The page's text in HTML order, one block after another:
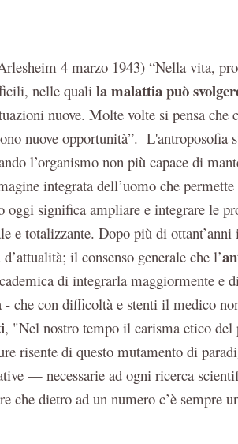
4 marzo 1943) “Nella vita,
nelle quali la malattia può
nuove. Molte volte si pensa che
nuove opportunità”. L'antroposofia
l’organismo non più capace di
integrata dell’uomo che
significa ampliare e integrare le
e totalizzante. Dopo più di
il consenso generale che l’
di integrarla maggiormente e
che con difficoltà e stenti il medico
, "Nel nostro tempo il carisma etico del
risente di questo mutamento di
— necessarie ad ogni ricerca
dietro ad un numero c’è sempre